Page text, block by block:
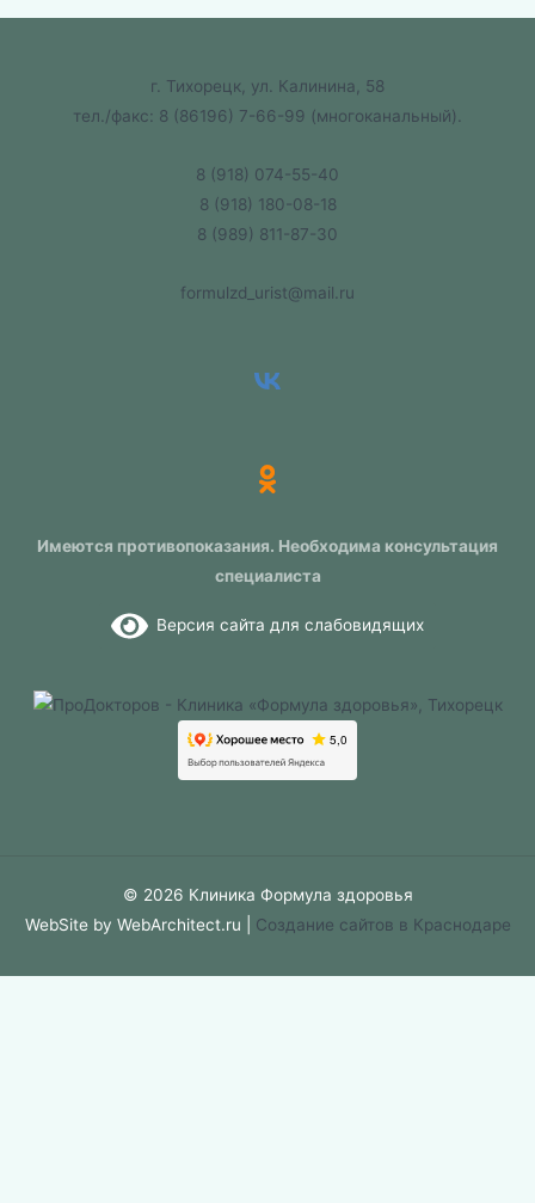
г. Тихорецк, ул. Калинина, 58
тел./факс: 8 (86196) 7-66-99 (многоканальный).
8 (918) 074-55-40
8 (918) 180-08-18
8 (989) 811-87-30
formulzd_urist@mail.ru
Имеются противопоказания. Необходима консультация
специалиста
Версия сайта для слабовидящих
© 2026 Клиника Формула здоровья
WebSite by WebArchitect.ru | Cоздание сайтов в Краснодаре